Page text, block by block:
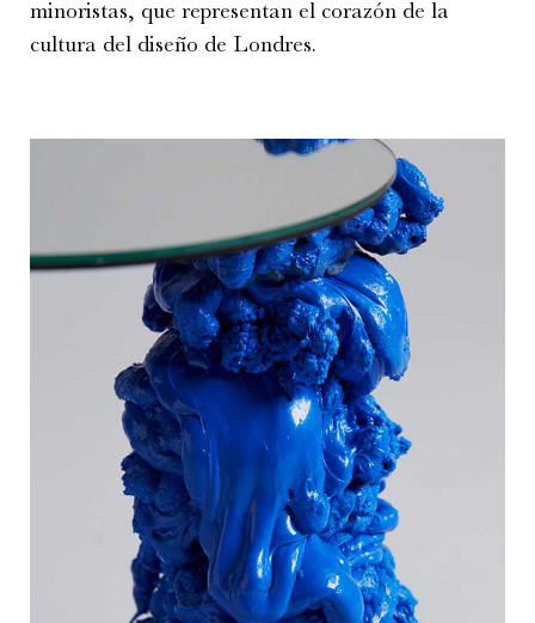
minoristas, que representan el corazón de la
cultura del diseño de Londres.